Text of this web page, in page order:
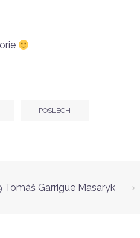
POSLECH
Tomáš Garrigue Masaryk ⟶